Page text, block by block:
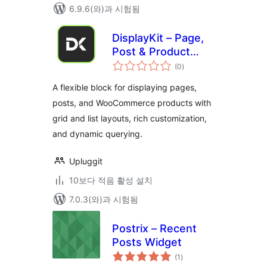
6.9.6(와)과 시험됨
DisplayKit – Page,
Post & Product
Display Block
(0전
체
점
)
A flexible block for displaying pages,
posts, and WooCommerce products with
grid and list layouts, rich customization,
and dynamic querying.
Upluggit
10보다 적음 활성 설치
7.0.3(와)과 시험됨
Postrix – Recent
Posts Widget
(1 전
체)